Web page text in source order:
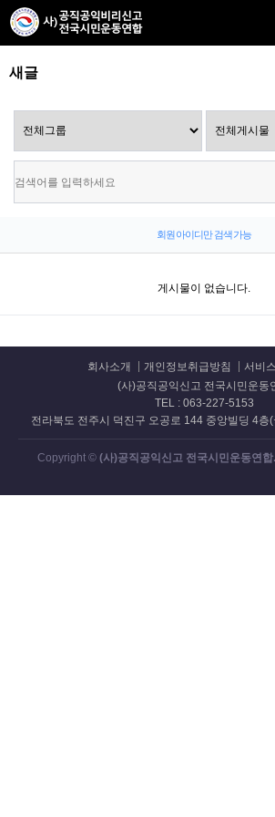
새글
회원 아이디만 검색 가능
게시물이 없습니다.
회사소개 개인정보취급방침
서비
(사)공직공익신고 전국시민운동
TEL : 063-227-5153
전라북도 전주시 덕진구 오공로 144 중앙빌딩 4층
Copyright © (사)공직공익신고 전국시민운동연합.